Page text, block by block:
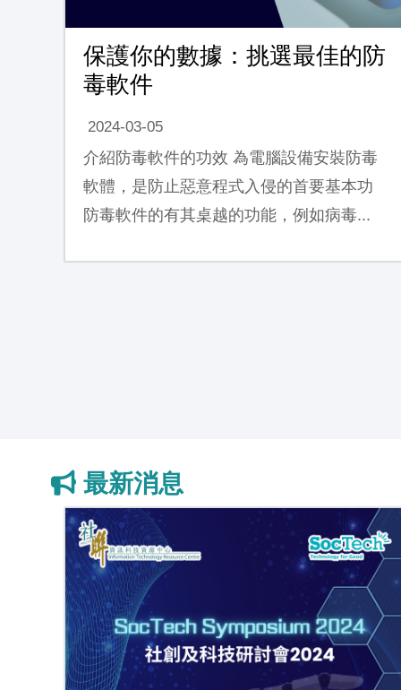
保護你的數據：挑選最佳的防
毒軟件
2024-03-05
介紹防毒軟件的功效 為電腦設備安裝防毒
軟體，是防止惡意程式入侵的首要基本功
防毒軟件的有其桌越的功能，例如病毒...
最新消息